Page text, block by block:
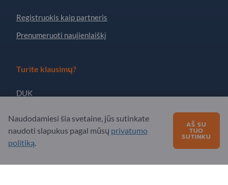
Registruokis kaip partneris
Prenumeruoti naujienlaiškį
Turite klausimų?
DUK
Apie mus
Žinutė „Exportpages“
Naudodamiesi šia svetaine, jūs sutinkate
naudoti slapukus pagal mūsų privatumo
politiką.
AŠ SU
TUO
SUTINKU